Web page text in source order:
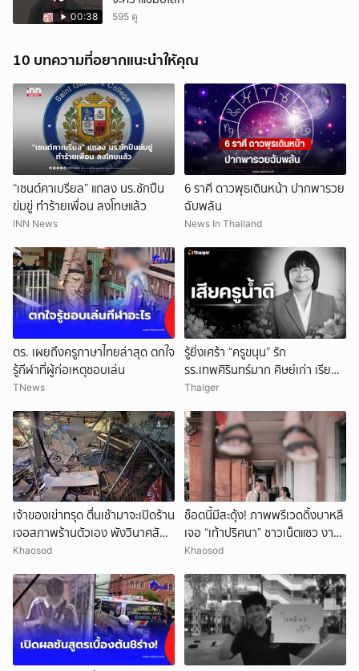
00:38 595 ดู
10 บทความที่อยากแนะนำให้คุณ
“เซนต์คาเบรียล” แถลง นร.ชักปืน
ข่มขู่ ทำร้ายเพื่อน ลงโทษแล้ว
INN News
6 ราศี ดาวพุธเดินหน้า ปากพารวย
ฉับพลัน
News In Thailand
ตร. เผยถึงครูภาษาไทยล่าสุด ตกใจ
รู้กีฬาที่ผู้ก่อเหตุชอบเล่น
TNews
รู้ยิ่งเศร้า “ครูขนุน” รัก
รร.เทพศิรินทร์มาก ศิษย์เก่า เรียน
จบกลับมาเป็นครู
Thaiger
เจ้าของเข่าทรุด ตื่นเช้ามาจะเปิดร้าน
เจอสภาพร้านตัวเอง พังวินาศสัน
ตะโร เสียหายนับล้าน
Khaosod
ช็อตนี้มีสะดุ้ง! ภาพพรีเวดดิ้งบาหลี
เจอ “เท้าปริศนา” ชาวเน็ตแซว งาน
แต่งหรือหนังผี
Khaosod